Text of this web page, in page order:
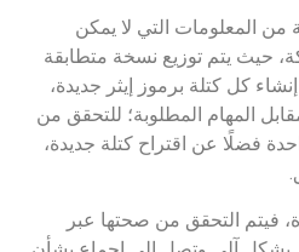
من المعلومات التي لا يمكن
حيث يتم توزيع نسخة متطابقة
كل كتلة برموز إيثر جديدة،
المهام المطلوبة؛ للتحقق من
فضلًا عن اقتراح كتلة جديدة،
فيتم التحقق من صحتها عبر